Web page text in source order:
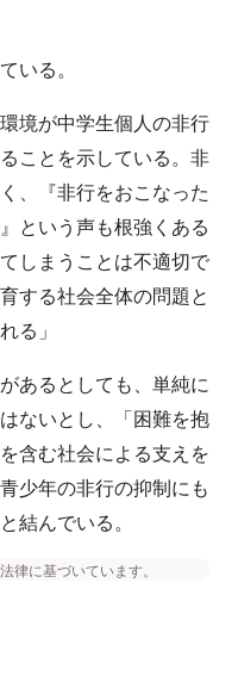
いる。
境が中学生個人の非行
ことを示している。非
、『非行をおこなった
という声も根強くある
しまうことは不適切で
する社会全体の問題と
る」
あるとしても、単純に
ないとし、「困難を抱
含む社会による支えを
少年の非行の抑制にも
結んでいる。
律に基づいています。